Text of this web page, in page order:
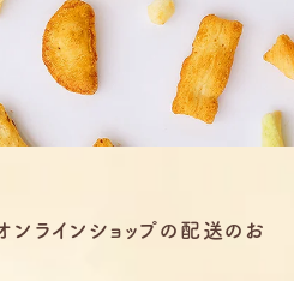
ラインショップの配送のお